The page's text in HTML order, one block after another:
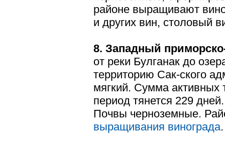
районе выращивают
и других вин, столовый
8. Западный
от реки Булганак до
территорию Сак-ского
мягкий. Сумма актив­ных
период тянется 229
Почвы черноземные.
выращивания винограда.